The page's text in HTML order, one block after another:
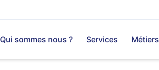
Qui sommes nous ? Services Métiers